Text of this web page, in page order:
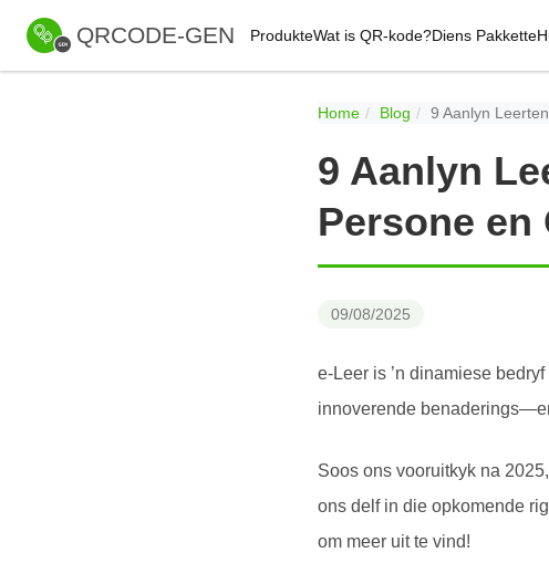
QRCODE-GEN ProdukteWat is QR-kode?Diens Pakkette
Home Blog 9 Aanlyn
9 Aanlyn
Persone en
09/08/2025
e-Leer is ’n dinamiese
innoverende
Soos ons vooruitkyk na
ons delf in die opkomende
om meer uit te vind!